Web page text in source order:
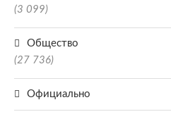
(3 099)
Общество
(27 736)
Официально